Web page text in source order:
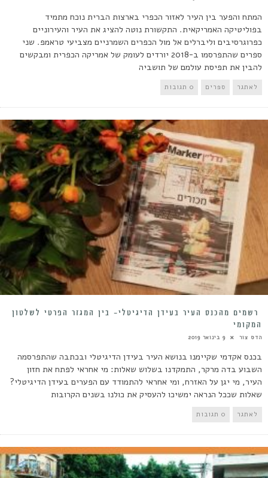
המתח והפער בין העיר לאזור הכפרי בארצות הברית נוכח מתמיד
בפוליטיקה האמריקאית. התקשורת נוטה להציג את העיר והעירוניים
כפרוגרסיבים וליברלים אל מול הכפרים השמרניים מצביעי טראמפ. שני
ספרים שהתפרסמו ב-2018 יורדים לעומק של אמריקה הכפרית ומבקשים
להבין את תפיסת עולמם של תושביה
לאתגר ספרים 0 תגובות
רשמים מהכנס העיר בעידן הדיגיטלי- בין המגזר הפרטי לשלטון
המקומי
הדס צור 9 בינואר 2019
בכנס אקדמי שקיימנו בנושא העיר בעידן הדיגיטלי ובכתבה שהתפרסמה
השבוע בדה מרקר, התמקדנו בשלוש שאלות: מי אחראי לפתח את חזון
העיר, מי יגן על האזרח, ומי אחראי להתמודד עם הפערים בעידן הדיגיטלי?
שאלות שככל הנראה ימשיכו להעסיק את כולנו בשנים הקרובות
לאתגר 0 תגובות